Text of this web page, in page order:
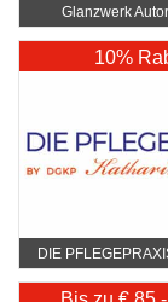
Glanzwerk
10%
DIE